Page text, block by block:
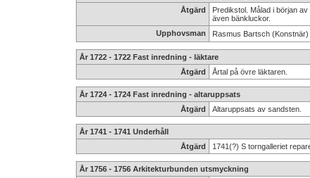
Åtgärd
Predikstol. Målad i början
även bänkluckor.
Upphovsman
Rasmus Bartsch (Konstnär)
År 1722 - 1722 Fast inredning - läktare
Åtgärd
Årtal på övre läktaren.
År 1724 - 1724 Fast inredning - altaruppsats
Åtgärd
Altaruppsats av sandsten.
År 1741 - 1741 Underhåll
Åtgärd
1741(?) S torngalleriet
År 1756 - 1756 Arkitekturbunden utsmyckning